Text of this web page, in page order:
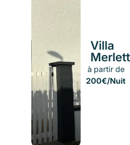
Villa
à partir de
200€/Nuit